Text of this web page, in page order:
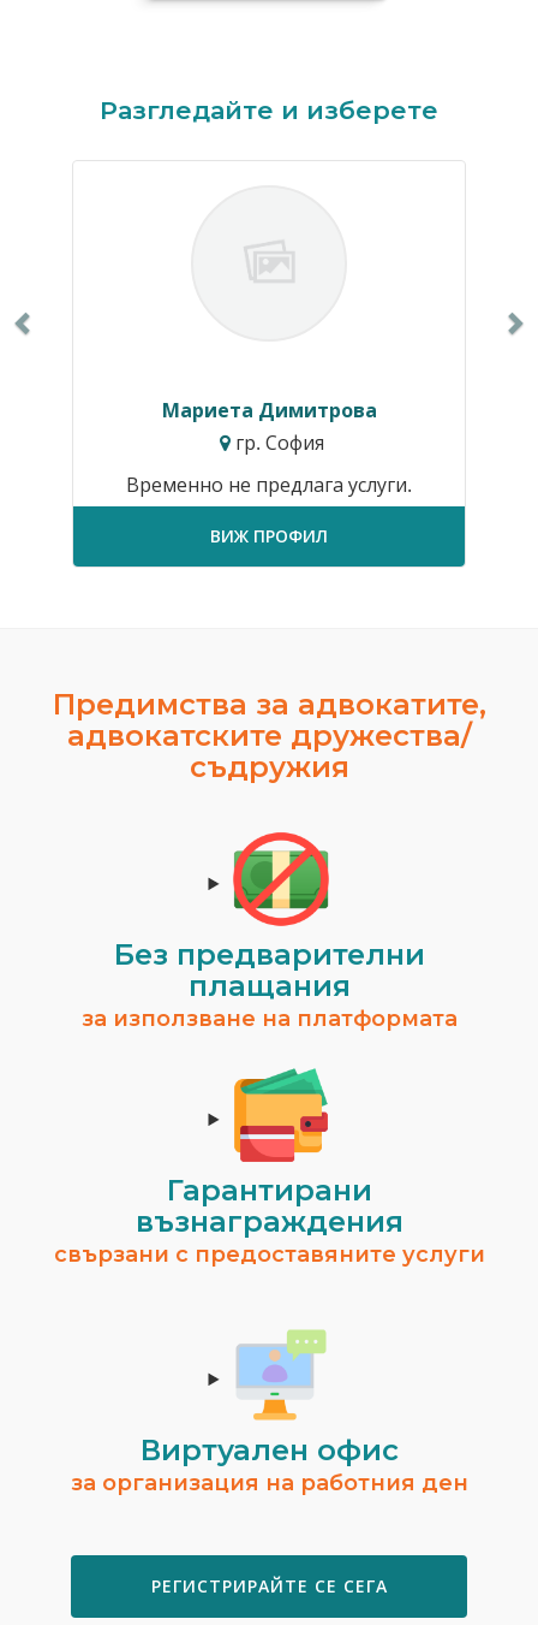
Разгледайте и изберете
Мариета Димитрова
гр. София
Временно не предлага услуги.
ВИЖ ПРОФИЛ
Предимства за адвокатите,
адвокатските дружества/
съдружия
Без предварителни
плащания
за използване на платформата
Гарантирани
възнаграждения
свързани с предоставяните услуги
Виртуален офис
за организация на работния ден
РЕГИСТРИРАЙТЕ СЕ СЕГА